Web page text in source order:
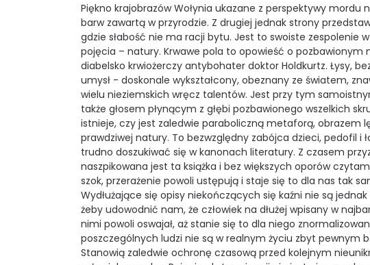
Piękno krajobrazów Wołynia ukazane z perspektywy mordu
barw zawartą w przyrodzie. Z drugiej jednak strony
gdzie słabość nie ma racji bytu. Jest to swoiste zespolenie
pojęcia – natury. Krwawe pola to opowieść o pozbawionym
diabelsko krwiożerczy antybohater doktor Holdkurtz. Łysy,
umysł - doskonale wykształcony, obeznany ze światem,
wielu nieziemskich wręcz talentów. Jest przy tym
także głosem płynącym z głębi pozbawionego wszelkich
istnieje, czy jest zaledwie paraboliczną metaforą, obrazem
prawdziwej natury. To bezwzględny zabójca dzieci, pedofil i
trudno doszukiwać się w kanonach literatury. Z czasem
naszpikowana jest ta książka i bez większych oporów
szok, przerażenie powoli ustępują i staje się to dla nas tak
Wydłużające się opisy niekończących się kaźni nie są
żeby udowodnić nam, że człowiek na dłużej wpisany w
nimi powoli oswajał, aż stanie się to dla niego
poszczególnych ludzi nie są w realnym życiu zbyt pewnym
Stanowią zaledwie ochronę czasową przed kolejnym